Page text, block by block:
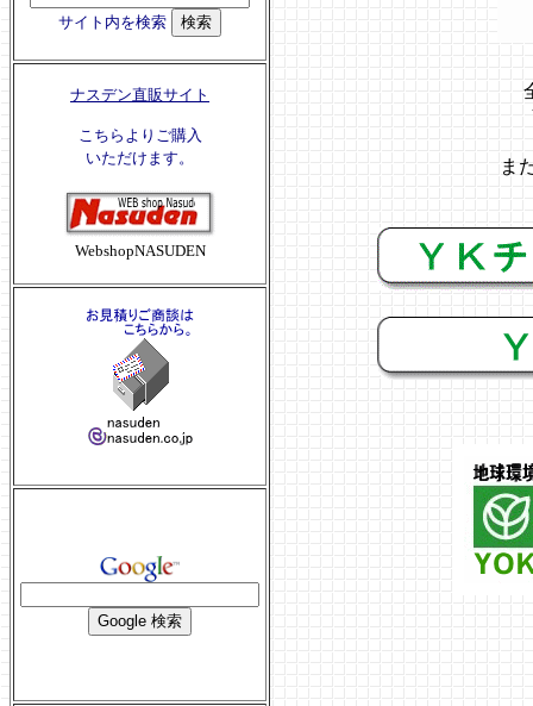
サイト内を検索
ナスデン直販サイト
こちらよりご購入
いただけます。
WebshopNASUDEN
ま